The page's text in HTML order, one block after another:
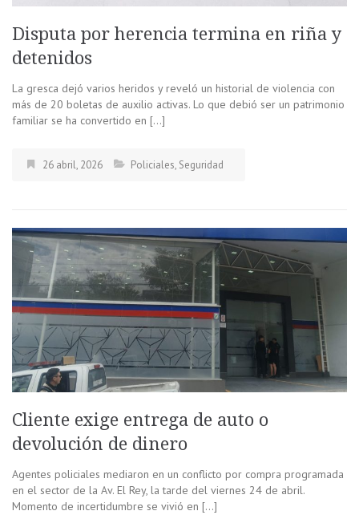
Disputa por herencia termina en riña y
detenidos
La gresca dejó varios heridos y reveló un historial de violencia con
más de 20 boletas de auxilio activas. Lo que debió ser un patrimonio
familiar se ha convertido en […]
26 abril, 2026 Policiales, Seguridad
Cliente exige entrega de auto o
devolución de dinero
Agentes policiales mediaron en un conflicto por compra programada
en el sector de la Av. El Rey, la tarde del viernes 24 de abril.
Momento de incertidumbre se vivió en […]